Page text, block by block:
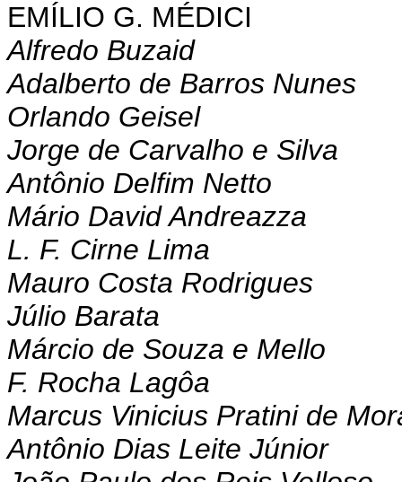
EMÍLIO G. MÉDICI
Alfredo Buzaid
Adalberto de Barros Nunes
Orlando Geisel
Jorge de Carvalho e Silva
Antônio Delfim Netto
Mário David Andreazza
L. F. Cirne Lima
Mauro Costa Rodrigues
Júlio Barata
Márcio de Souza e Mello
F. Rocha Lagôa
Marcus Vinicius Pratini de
Antônio Dias Leite Júnior